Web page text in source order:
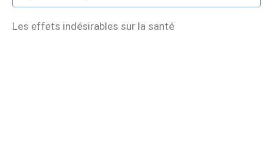
Les effets indésirables sur la santé